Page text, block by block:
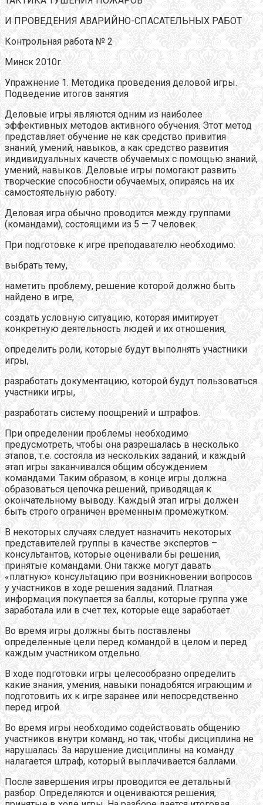
И ПРОВЕДЕНИЯ АВАРИЙНО-СПАСАТЕЛЬНЫХ РАБОТ
Контрольная работа № 2
Минск 2010г.
Упражнение 1. Методика проведения деловой игры.
Подведение итогов занятия
Деловые игры являются одним из наиболее
эффективных методов активного обучения. Этот метод
представляет обучение не как средство привития
знаний, умений, навыков, а как средство развития
индивидуальных качеств обучаемых с помощью знаний,
умений, навыков. Деловые игры помогают развить
творческие способности обучаемых, опираясь на их
самостоятельную работу.
Деловая игра обычно проводится между группами
(командами), состоящими из 5 — 7 человек.
При подготовке к игре преподавателю необходимо:
выбрать тему,
наметить проблему, решение которой должно быть
найдено в игре,
создать условную ситуацию, которая имитирует
конкретную деятельность людей и их отношения,
определить роли, которые будут выполнять участники
игры,
разработать документацию, которой будут пользоваться
участники игры,
разработать систему поощрений и штрафов.
При определении проблемы необходимо
предусмотреть, чтобы она разрешалась в несколько
этапов, т.е. состояла из нескольких заданий, и каждый
этап игры заканчивался общим обсуждением
командами. Таким образом, в конце игры должна
образоваться цепочка решений, приводящая к
окончательному выводу. Каждый этап игры должен
быть строго ограничен временным промежутком.
В некоторых случаях следует назначить некоторых
представителей группы в качестве экспертов –
консультантов, которые оценивали бы решения,
принятые командами. Они также могут давать
«платную» консультацию при возникновении вопросов
у участников в ходе решения заданий. Платная
информация покупается за баллы, которые группа уже
заработала или в счет тех, которые еще заработает.
Во время игры должны быть поставлены
определенные цели перед командой в целом и перед
каждым участником отдельно.
В ходе подготовки игры целесообразно определить
какие знания, умения, навыки понадобятся играющим и
подготовить их к игре заранее или непосредственно
перед игрой.
Во время игры необходимо содействовать общению
участников внутри команд, но так, чтобы дисциплина не
нарушалась. За нарушение дисциплины на команду
налагается штраф, который выплачивается баллами.
После завершения игры проводится ее детальный
разбор. Определяются и оцениваются решения,